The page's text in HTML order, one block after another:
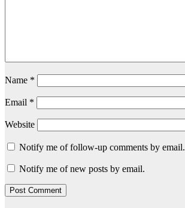
Name *
Email *
Website
Notify me of follow-up comments by email.
Notify me of new posts by email.